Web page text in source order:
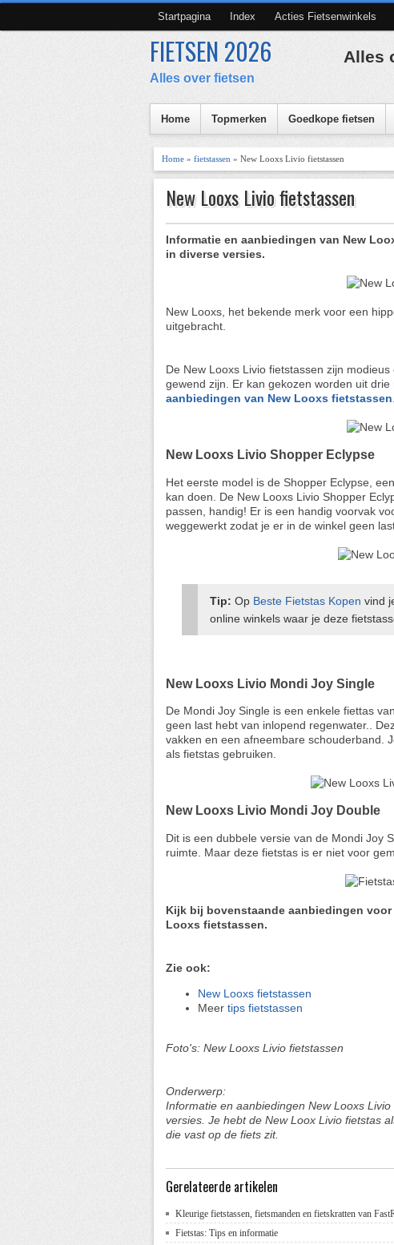
Startpagina Index Acties Fietsenwinkels
FIETSEN 2026
Alles over fietsen
Alles
Home Topmerken Goedkope fietsen
Home » fietstassen » New Looxs Livio fietstassen
New Looxs Livio fietstassen
Informatie en aanbiedingen van New
in diverse versies.
New Looxs, het bekende merk voor een
uitgebracht.
De New Looxs Livio fietstassen zijn
gewend zijn. Er kan gekozen worden uit
aanbiedingen van New Looxs fietstassen
New Looxs Livio Shopper Eclypse
Het eerste model is de Shopper Eclypse,
kan doen. De New Looxs Livio Shopper
passen, handig! Er is een handig voorvak
weggewerkt zodat je er in de winkel geen
Tip: Op Beste Fietstas Kopen vind
online winkels waar je deze
New Looxs Livio Mondi Joy Single
De Mondi Joy Single is een enkele fiettas
geen last hebt van inlopend regenwater..
vakken en een afneembare schouderband.
als fietstas gebruiken.
New Looxs Livio Mondi Joy Double
Dit is een dubbele versie van de Mondi Joy
ruimte. Maar deze fietstas is er niet voor
Kijk bij bovenstaande aanbiedingen
Looxs fietstassen.
Zie ook:
New Looxs fietstassen
Meer tips fietstassen
Foto's: New Looxs Livio fietstassen
Onderwerp:
Informatie en aanbiedingen New Looxs
versies. Je hebt de New Loox Livio fietstas
die vast op de fiets zit.
Gerelateerde artikelen
Kleurige fietstassen, fietsmanden en fietskratten van
Fietstas: Tips en informatie